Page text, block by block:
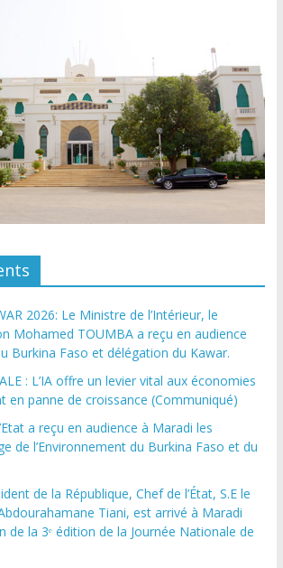
2026: Le Ministre de l’Intérieur, le
Mohamed TOUMBA a reçu en audience
Burkina Faso et délégation du Kawar.
: L’IA offre un levier vital aux économies
en panne de croissance (Communiqué)
a reçu en audience à Maradi les
de l’Environnement du Burkina Faso et du
de la République, Chef de l’État, S.E le
Tiani, est arrivé à Maradi
de la 3ᵉ édition de la Journée Nationale de